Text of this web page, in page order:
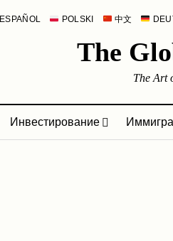
ESPAÑOL POLSKI 中文
The
The Art
Инвестирование